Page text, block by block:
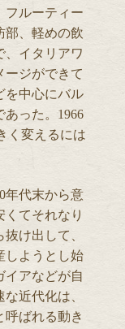
フルーティー
部、軽めの飲
、イタリアワ
ージができて
を中心にバル
あった。1966
く変えるには
年代末から意
てそれなり
け出して、
しようとし始
イアなどが自
近代化は、
ばれる動き